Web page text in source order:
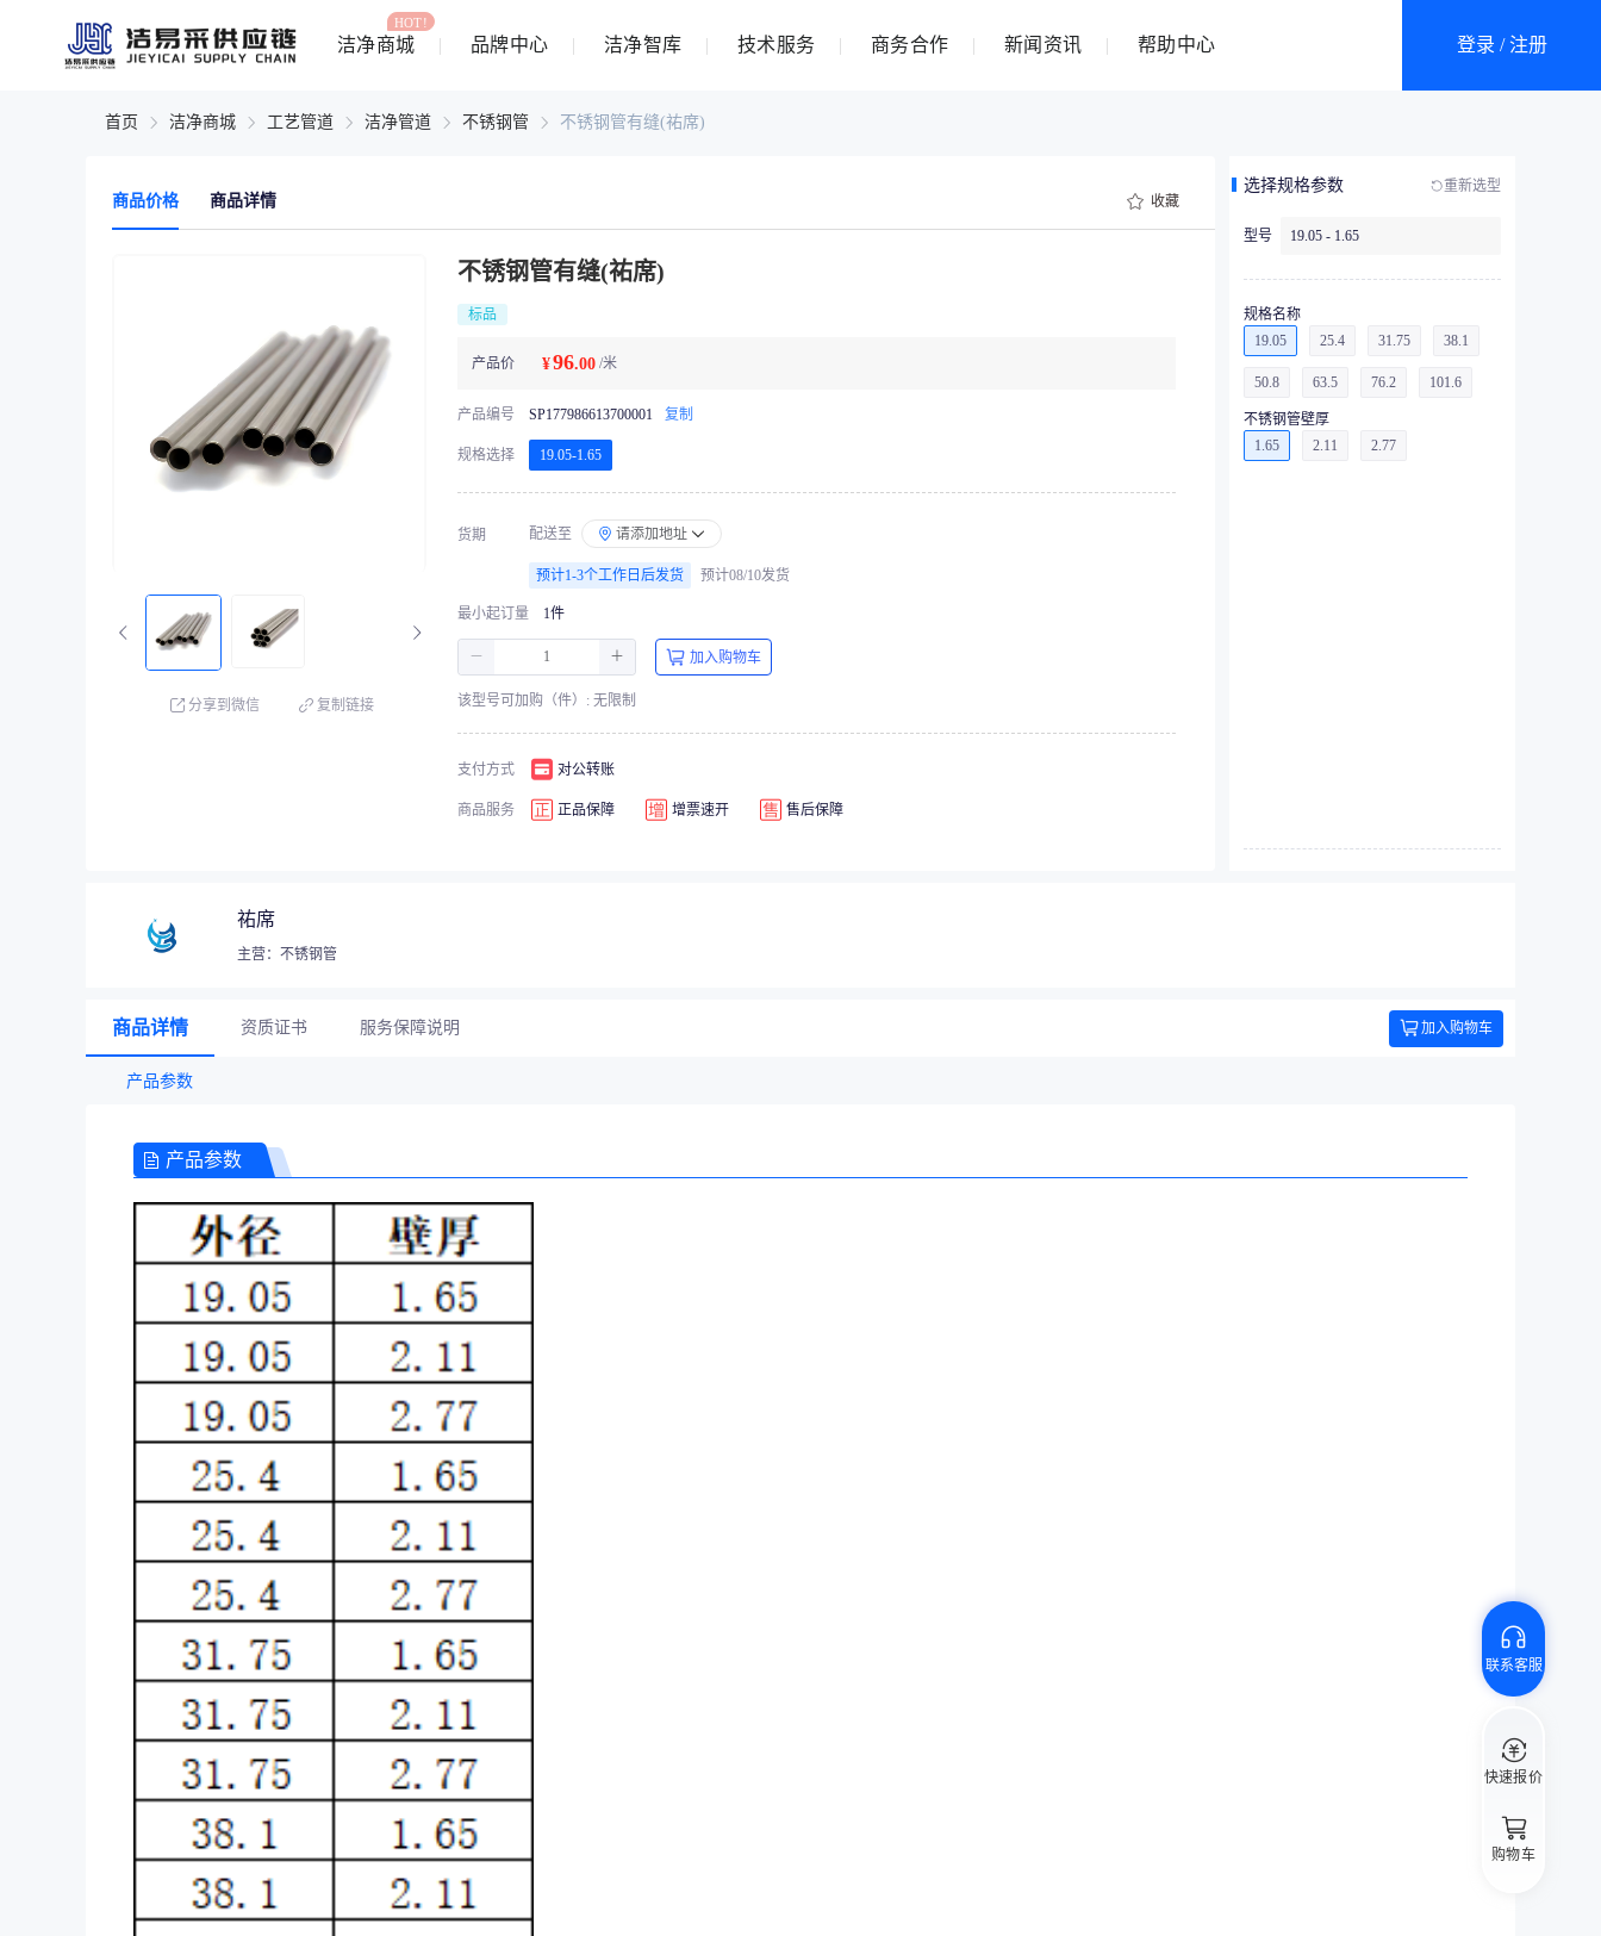
洁净商城
HOT!
品牌中心 洁净智库 技术服务 商务合作 新闻资讯 帮助中心 登录 / 注册
首页 洁净商城 工艺管道 洁净管道 不锈钢管 不锈钢管有缝(祐席)
商品价格 商品详情 收藏
分享到微信 复制链接
不锈钢管有缝(祐席)
标品
产品价 ¥96.00 /米
产品编号 SP177986613700001 复制
规格选择 19.05-1.65
货期 配送至 请添加地址
预计1-3个工作日后发货 预计08/10发货
最小起订量 1件
－ ＋ 加入购物车
该型号可加购（件）: 无限制
支付方式 对公转账
商品服务 正品保障 增票速开 售后保障
选择规格参数 重新选型
型号 19.05 - 1.65
规格名称
19.05
25.4 31.75 38.1
50.8 63.5 76.2 101.6
不锈钢管壁厚
1.65
2.11 2.77
祐席
主营：不锈钢管
商品详情 资质证书 服务保障说明 加入购物车
产品参数
产品参数
联系客服
快速报价
购物车